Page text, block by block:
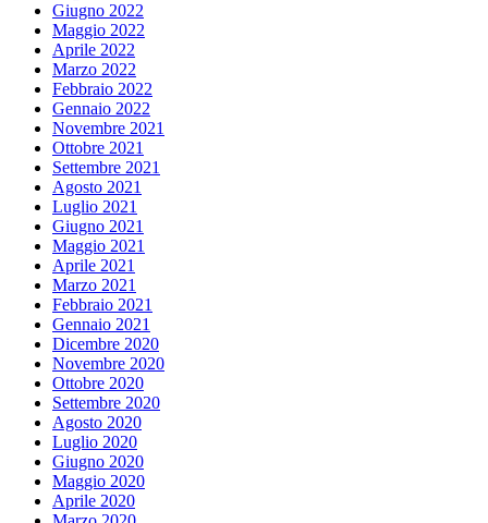
Giugno 2022
Maggio 2022
Aprile 2022
Marzo 2022
Febbraio 2022
Gennaio 2022
Novembre 2021
Ottobre 2021
Settembre 2021
Agosto 2021
Luglio 2021
Giugno 2021
Maggio 2021
Aprile 2021
Marzo 2021
Febbraio 2021
Gennaio 2021
Dicembre 2020
Novembre 2020
Ottobre 2020
Settembre 2020
Agosto 2020
Luglio 2020
Giugno 2020
Maggio 2020
Aprile 2020